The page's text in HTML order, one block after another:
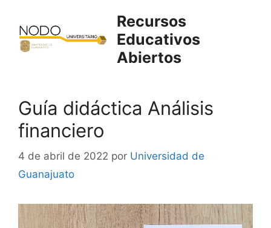
contenido
Recursos
Educativos
Abiertos
Guía didáctica Análisis
financiero
4 de abril de 2022 por Universidad de
Guanajuato